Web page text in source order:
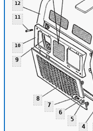
4
5
6
7
8
9
10
11
12